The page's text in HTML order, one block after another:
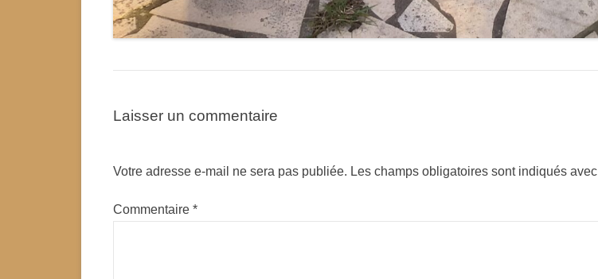
Laisser un commentaire
Votre adresse e-mail ne sera pas publiée. Les champs obligatoires sont indiqués avec
Commentaire *